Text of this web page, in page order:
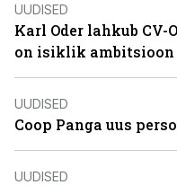
UUDISED
Karl Oder lahkub CV-
on isiklik ambitsioon
UUDISED
Coop Panga uus
UUDISED